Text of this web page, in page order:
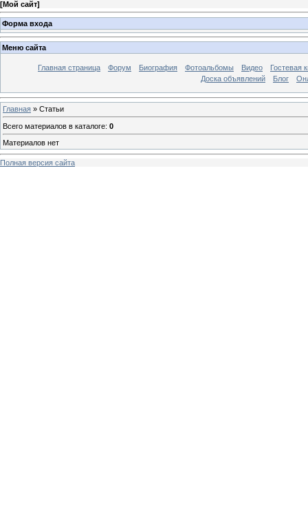
[Мой сайт]
Форма входа
Меню сайта
Главная страница Форум Биография Фотоальбомы Видео
Гостевая
Доска объявлений
Блог
Главная » Статьи
Всего материалов в каталоге: 0
Материалов нет
Полная версия сайта